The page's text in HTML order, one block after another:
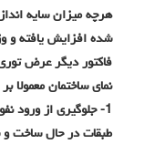
هرچه میزان سایه
شده افزایش یافته و
فاکتور دیگر عرض
نمای ساختمان
1- جلوگیری از ورود
طبقات در حال ساخت و